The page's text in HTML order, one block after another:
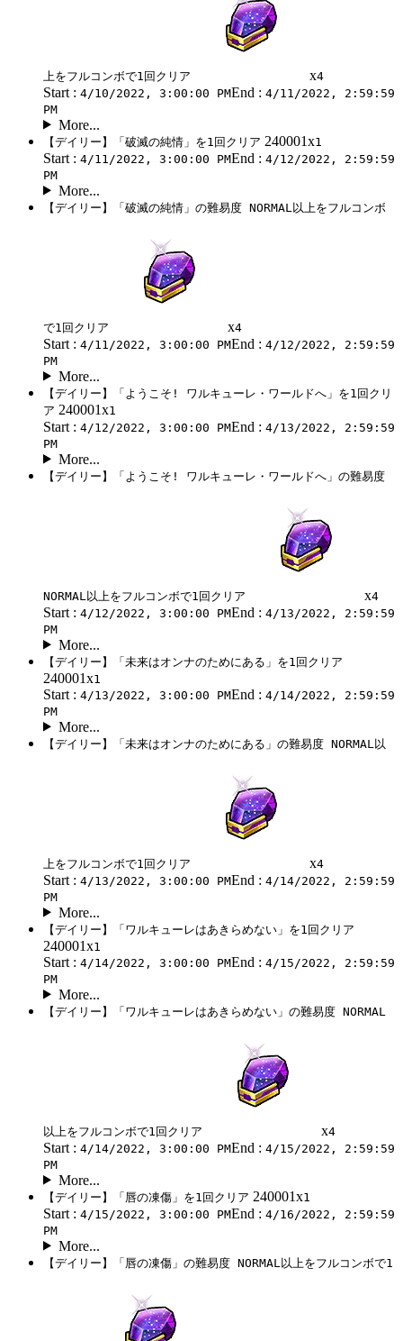
上をフルコンボで1回クリア x4
Start : 4/10/2022, 3:00:00 PMEnd : 4/11/2022, 2:59:59
PM
More...
【デイリー】「破滅の純情」を1回クリア 240001x1
Start : 4/11/2022, 3:00:00 PMEnd : 4/12/2022, 2:59:59
PM
More...
【デイリー】「破滅の純情」の難易度 NORMAL以上をフルコンボ
で1回クリア x4
Start : 4/11/2022, 3:00:00 PMEnd : 4/12/2022, 2:59:59
PM
More...
【デイリー】「ようこそ! ワルキューレ・ワールドへ」を1回クリ
ア 240001x1
Start : 4/12/2022, 3:00:00 PMEnd : 4/13/2022, 2:59:59
PM
More...
【デイリー】「ようこそ! ワルキューレ・ワールドへ」の難易度
NORMAL以上をフルコンボで1回クリア x4
Start : 4/12/2022, 3:00:00 PMEnd : 4/13/2022, 2:59:59
PM
More...
【デイリー】「未来はオンナのためにある」を1回クリア
240001x1
Start : 4/13/2022, 3:00:00 PMEnd : 4/14/2022, 2:59:59
PM
More...
【デイリー】「未来はオンナのためにある」の難易度 NORMAL以
上をフルコンボで1回クリア x4
Start : 4/13/2022, 3:00:00 PMEnd : 4/14/2022, 2:59:59
PM
More...
【デイリー】「ワルキューレはあきらめない」を1回クリア
240001x1
Start : 4/14/2022, 3:00:00 PMEnd : 4/15/2022, 2:59:59
PM
More...
【デイリー】「ワルキューレはあきらめない」の難易度 NORMAL
以上をフルコンボで1回クリア x4
Start : 4/14/2022, 3:00:00 PMEnd : 4/15/2022, 2:59:59
PM
More...
【デイリー】「唇の凍傷」を1回クリア 240001x1
Start : 4/15/2022, 3:00:00 PMEnd : 4/16/2022, 2:59:59
PM
More...
【デイリー】「唇の凍傷」の難易度 NORMAL以上をフルコンボで1